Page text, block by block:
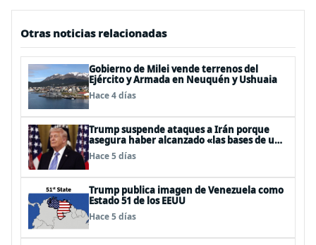
Otras noticias relacionadas
Gobierno de Milei vende terrenos del
Ejército y Armada en Neuquén y Ushuaia
Hace 4 días
Trump suspende ataques a Irán porque
asegura haber alcanzado «las bases de un
acuerdo»
Hace 5 días
Trump publica imagen de Venezuela como
Estado 51 de los EEUU
Hace 5 días